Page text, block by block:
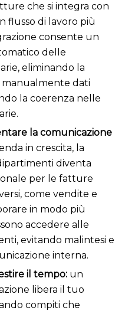
che si integra con
flusso di lavoro più
consente un
delle
eliminando la
manualmente dati
la coerenza nelle
la comunicazione
in crescita, la
diventa
per le fatture
come vendite e
in modo più
accedere alle
evitando malintesi e
interna.
il tempo:un
libera il tuo
compiti che